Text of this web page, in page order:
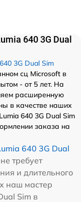
640 3G Dual
3G Dual Sim
сц Microsoft в
- от 5 лет. На
расширенную
в качестве наших
640 3G Dual Sim
заказа на
640 3G Dual
требует
и длительного
наш мастер
Sim в